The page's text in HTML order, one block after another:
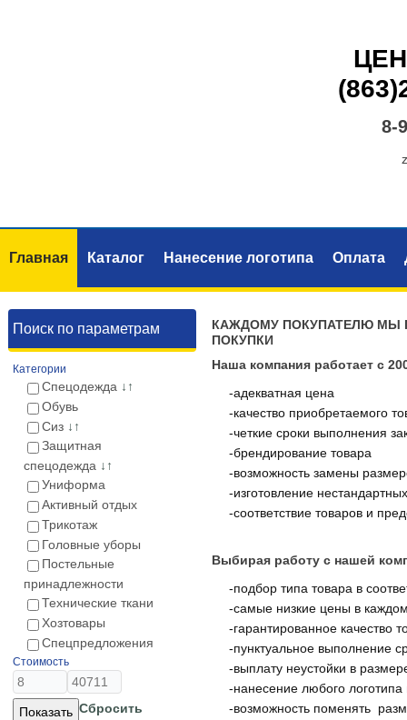
8-
Главная Каталог Нанесение логотипа Оплата
Поиск по параметрам
Категории
Спецодежда ↓↑
Обувь
Сиз ↓↑
Защитная
спецодежда ↓↑
Униформа
Активный отдых
Трикотаж
Головные уборы
Постельные
принадлежности
Технические ткани
Хозтовары
Спецпредложения
Стоимость
Сбросить
КАЖДОМУ ПОКУПАТЕЛЮ МЫ
ПОКУПКИ
Наша компания работает с
-адекватная цена
-качество приобретаемого
-четкие сроки выполнения
-брендирование товара
-возможность замены
-изготовление
-соответствие товаров и
Выбирая работу с нашей
-подбор типа товара в
-самые низкие цены в
-гарантированное качество
-пунктуальное выполнение
-выплату неустойки в
-нанесение любого
-возможность поменять